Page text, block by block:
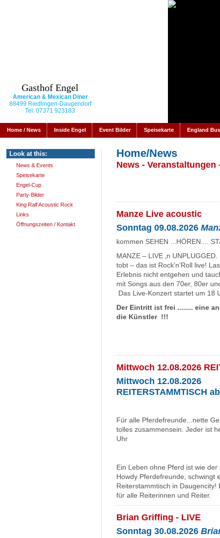
Gasthof Engel
American & Mexican Diner
88499 Riedlingen-Daugendorf
Tel: 07371 923183
Home / News Inside Engel Event Bilder Speisekarte England Bus
Look at this:
News & Events
Speisekarte
Engel-Cup
Party-Bilder
King Ralf Acoustic Rock
Links
Öffnungszeiten / Kontakt
Home/News
News - Veranstaltungen
Manze Live acoustic
Sonntag 09.08.2026
kommen SEHEN ...HÖREN....
MANZE – LIVE ‚n
tobt – das ist Rock’n’Roll live!
Erlebnis nicht entgehen und
mit Songs aus den 70er, 80er
Das Live-Konzert startet um 18
Der Eintritt ist frei ........ eine
die Künstler !!!
Mittwoch 12.08.2026
Mittwoch 12.08.2026
REITERSTAMMTISCH
Für alle Pferdefreunde...nette
tolles zusammensein. Jeder ist
Uhr
Ein Leben ohne Pferd ist wie
Howdy Pferdefreunde, schwingt
Reiterstammtisch in Daugencity!
für alle Reiterinnen und Reiter.
Brian Griffing - LIVE
Sonntag 30.08.2026